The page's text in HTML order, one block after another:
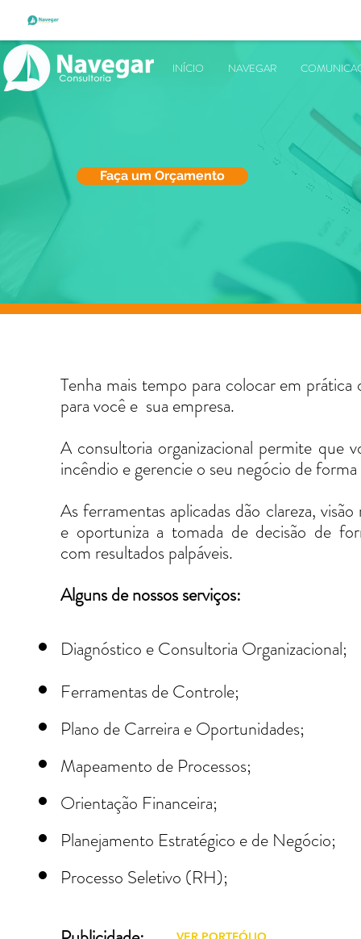
INÍCIO NAVEGAR
Faça um Orçamento
Tenha mais tempo para colocar em
para você e sua empresa.
A consultoria organizacional permite que
incêndio e gerencie o seu negócio de
As ferramentas aplicadas dão clareza,
e oportuniza a tomada de decisão de
com resultados palpáveis.
Alguns de nossos serviços:
Diagnóstico e Consultoria Organizacional;
Ferramentas de Controle;
Plano de Carreira e Oportunidades;
Mapeamento de Processos;
Orientação Financeira;
Planejamento Estratégico e de Negócio;
Processo Seletivo (RH);